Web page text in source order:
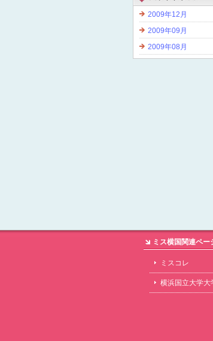
2009年12月
2009年09月
2009年08月
ミス横国関連ペー
ミスコレ
横浜国立大学大